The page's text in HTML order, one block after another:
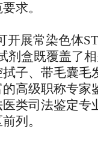
要求。
开展常染色体
剂盒既覆盖了
子、带毛囊毛
高级职称专家
类司法鉴定专
列。